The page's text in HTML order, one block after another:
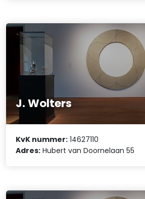
J. Wolters
KvK nummer: 14627110
Adres: Hubert van Doornelaan 55